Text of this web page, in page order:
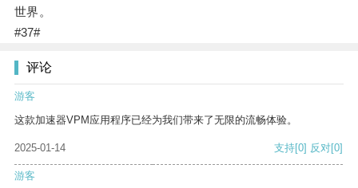
世界。
#37#
评论
游客
这款加速器VPM应用程序已经为我们带来了无限的流畅体验。
2025-01-14 支持[0] 反对[0]
游客